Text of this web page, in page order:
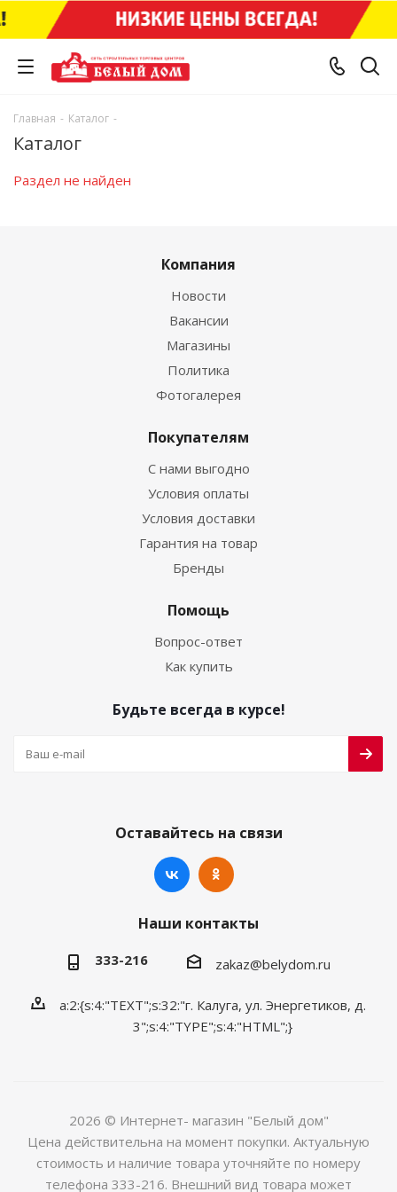
Главная - Каталог -
Каталог
Раздел не найден
Компания
Новости
Вакансии
Магазины
Политика
Фотогалерея
Покупателям
С нами выгодно
Условия оплаты
Условия доставки
Гарантия на товар
Бренды
Помощь
Вопрос-ответ
Как купить
Будьте всегда в курсе!
Оставайтесь на связи
Наши контакты
333-216 zakaz@belydom.ru
a:2:{s:4:"TEXT";s:32:"г. Калуга, ул. Энергетиков, д.
3";s:4:"TYPE";s:4:"HTML";}
2026 © Интернет- магазин "Белый дом"
Цена действительна на момент покупки. Актуальную
стоимость и наличие товара уточняйте по номеру
телефона 333-216. Внешний вид товара может